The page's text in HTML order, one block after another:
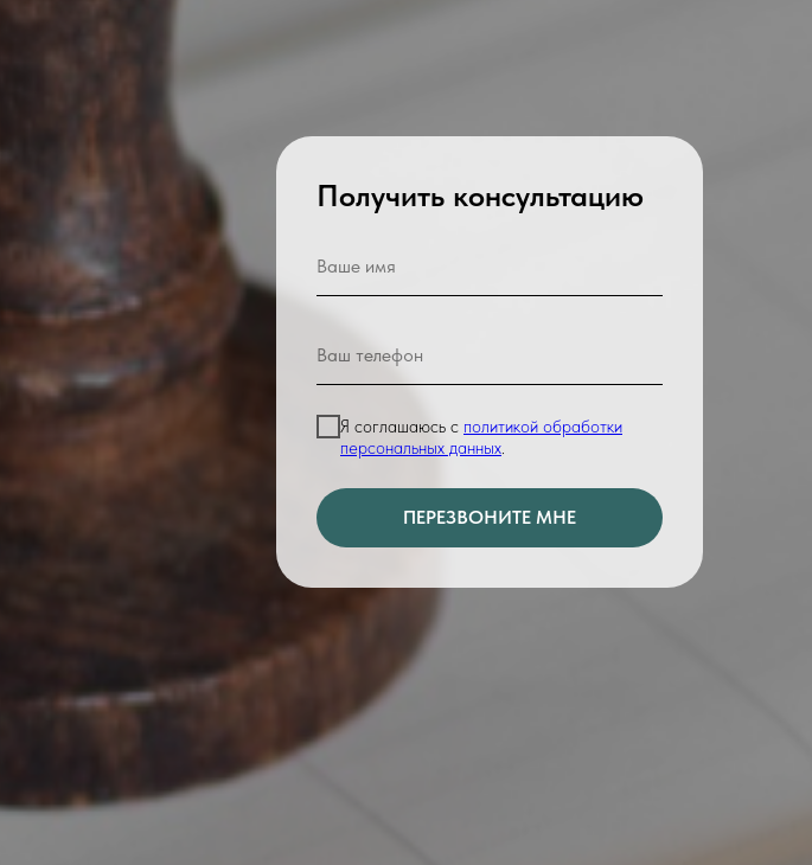
Получить консультацию
Я соглашаюсь с политикой обработки
персональных данных.
ПЕРЕЗВОНИТЕ МНЕ